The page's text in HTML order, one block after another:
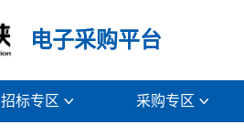
电子采购平台
招标专区  采购专区 